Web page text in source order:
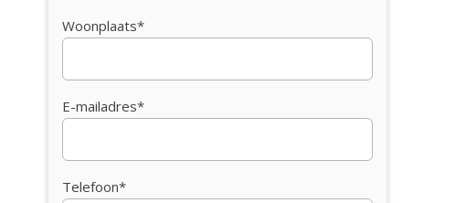
Woonplaats*
E-mailadres*
Telefoon*